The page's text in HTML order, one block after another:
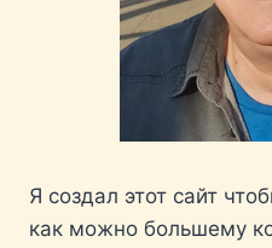
Я создал этот сайт
как можно большему